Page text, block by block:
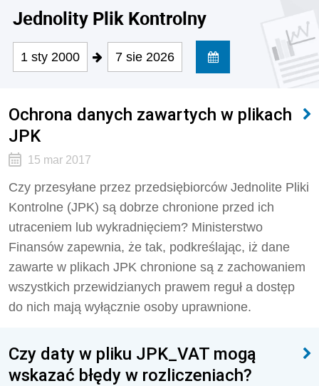
Jednolity Plik Kontrolny
1 sty 2000 7 sie 2026
Ochrona danych zawartych w plikach
JPK
15 mar 2017
Czy przesyłane przez przedsiębiorców Jednolite Pliki
Kontrolne (JPK) są dobrze chronione przed ich
utraceniem lub wykradnięciem? Ministerstwo
Finansów zapewnia, że tak, podkreślając, iż dane
zawarte w plikach JPK chronione są z zachowaniem
wszystkich przewidzianych prawem reguł a dostęp
do nich mają wyłącznie osoby uprawnione.
Czy daty w pliku JPK_VAT mogą
wskazać błędy w rozliczeniach?